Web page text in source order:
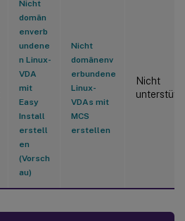
Nicht
domän
enverb
undene
n Linux-
VDA
mit
Easy
Install
erstell
en
(Vorsch
au)
Nicht
domänenv
erbundene
Linux-
VDAs mit
MCS
erstellen
Nicht
unterstützt